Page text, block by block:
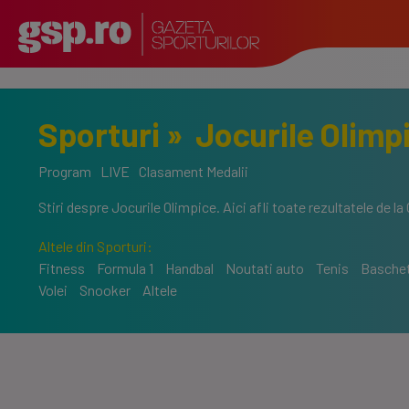
Sporturi » Jocurile
Program LIVE Clasament Medalii
Stiri despre Jocurile Olimpice. Aici afli toate rezultatele de
Altele din Sporturi:
Fitness
Formula 1 Handbal Noutati auto Tenis
Volei
Snooker Altele